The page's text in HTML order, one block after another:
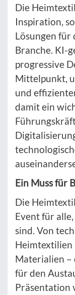
Die
Inspiration,
Lösungen für
Branche. KI-
progressive
Mittelpunkt,
und
damit ein
Ein Muss für
Die
Event für
sind. Von
Heimtextilien
Materialien –
für den
Präsentation